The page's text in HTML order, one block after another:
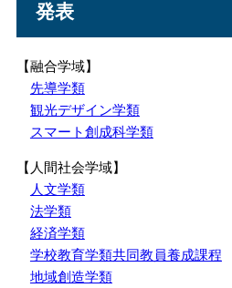
発表
【融合学域】
先導学類
観光デザイン学類
スマート創成科学類
【人間社会学域】
人文学類
法学類
経済学類
学校教育学類共同教員養成課程
地域創造学類